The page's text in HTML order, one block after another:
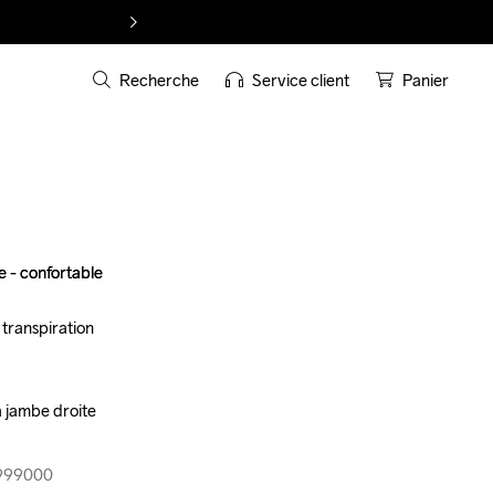
Recherche Service client Panier
- confortable
transpiration
jambe droite
- confortable
transpiration
jambe droite